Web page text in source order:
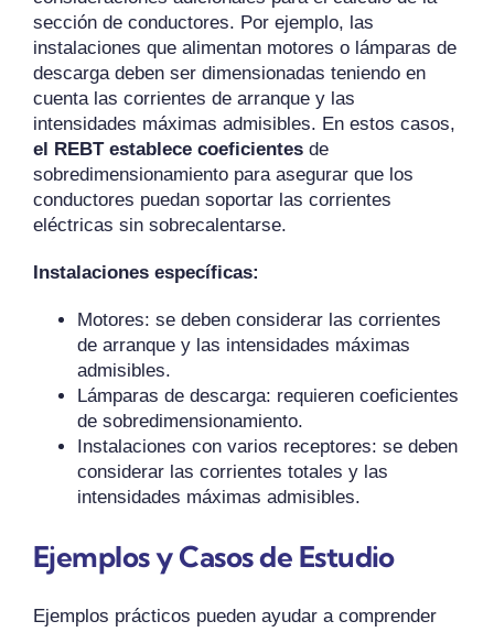
sección de conductores. Por ejemplo, las
instalaciones que alimentan motores o lámparas de
descarga deben ser dimensionadas teniendo en
cuenta las corrientes de arranque y las
intensidades máximas admisibles. En estos casos,
el REBT establece coeficientesde
sobredimensionamiento para asegurar que los
conductores puedan soportar las corrientes
eléctricas sin sobrecalentarse.
Instalaciones específicas:
Motores: se deben considerar las corrientes
de arranque y las intensidades máximas
admisibles.
Lámparas de descarga: requieren coeficientes
de sobredimensionamiento.
Instalaciones con varios receptores: se deben
considerar las corrientes totales y las
intensidades máximas admisibles.
Ejemplos y Casos de Estudio
Ejemplos prácticos pueden ayudar a comprender